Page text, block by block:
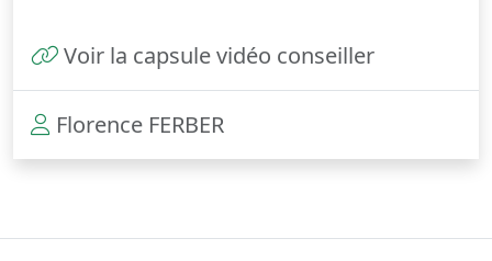
Voir la capsule vidéo conseiller
Florence FERBER